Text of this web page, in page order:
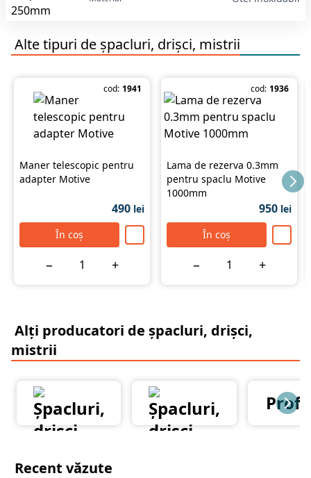
Alte tipuri de șpacluri, drișci, mistrii
cod: 1941
Maner telescopic pentru
adapter Motive
490 lei
În coș
− +
cod: 1936
Lama de rezerva 0.3mm
pentru spaclu Motive
1000mm
950 lei
În coș
− +
Alți producatori de șpacluri, drișci,
mistrii
Recent văzute